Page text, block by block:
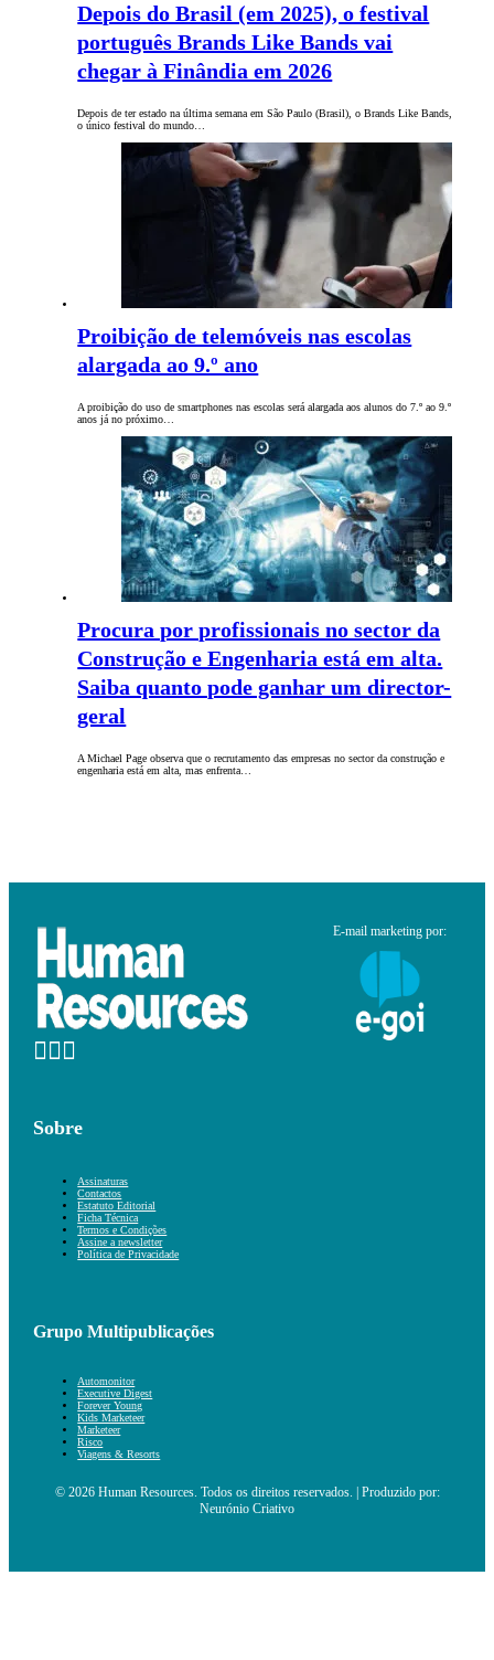
Depois do Brasil (em 2025), o festival
português Brands Like Bands vai
chegar à Finândia em 2026
Depois de ter estado na última semana em São Paulo (Brasil), o Brands Like Bands,
o único festival do mundo…
Proibição de telemóveis nas escolas
alargada ao 9.º ano
A proibição do uso de smartphones nas escolas será alargada aos alunos do 7.º ao 9.º
anos já no próximo…
Procura por profissionais no sector da
Construção e Engenharia está em alta.
Saiba quanto pode ganhar um director-
geral
A Michael Page observa que o recrutamento das empresas no sector da construção e
engenharia está em alta, mas enfrenta…
E-mail marketing por:
Sobre
Assinaturas
Contactos
Estatuto Editorial
Ficha Técnica
Termos e Condições
Assine a newsletter
Política de Privacidade
Grupo Multipublicações
Automonitor
Executive Digest
Forever Young
Kids Marketeer
Marketeer
Risco
Viagens & Resorts
© 2026 Human Resources. Todos os direitos reservados. | Produzido por:
Neurónio Criativo